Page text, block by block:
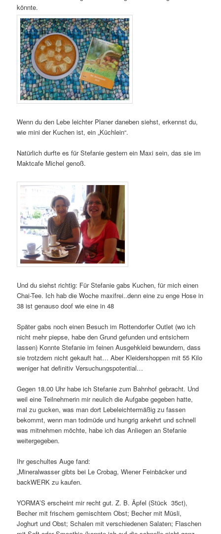
könnte.
Wenn du den Lebe leichter Planer daneben siehst, erkennst du,
wie mini der Kuchen ist, ein „Küchlein“.
Natürlich durfte es für Stefanie gestern ein Maxi sein, das sie im
Maktcafe Michel genoß.
Und du siehst richtig: Für Stefanie gabs Kuchen, für mich einen
Chai-Tee. Ich hab die Woche maxifrei..denn eine zu enge Hose in
38 ist genauso doof wie eine in 48
Später gabs noch einen Besuch im Rottendorfer Outlet (wo ich
nicht mehr piepse, habe den Grund gefunden und entsichern
lassen) Konnte Stefanie im feinen Ausgehkleid bewundern, dass
sie trotzdem nicht gekauft hat… Aber Kleidershoppen mit 55 Kilo
weniger hat definitiv Versuchungspotential…
Gegen 18.00 Uhr habe ich Stefanie zum Bahnhof gebracht. Und
weil eine Teilnehmerin mir neulich die Aufgabe gegeben hatte,
mal zu gucken, was man dort Lebeleichtermäßig zu fassen
bekommt, wenn man todmüde und hungrig ankehrt und schnell
was mitnehmen möchte, habe ich das Anliegen an Stefanie
weitergegeben.
Ihr geschultes Auge fand:
„Mineralwasser gibts bei Le Crobag, Wiener Feinbäcker und
backWERK zu kaufen.
YORMA’S erscheint mir recht gut. Z. B. Äpfel (Stück 35ct),
Becher mit frischem gemischtem Obst; Becher mit Müsli,
Joghurt und Obst; Schalen mit verschiedenen Salaten; Flaschen